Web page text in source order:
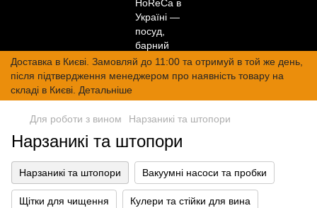
Доставка в Києві. Замовляй до 11:00 та отримуй в той же день,
після підтвердження менеджером про наявність товару на
складі в Києві. Детальніше
Для роботи з вином Нарзаникі та штопори
Нарзаникі та штопори
Нарзаникі та штопори Вакуумні насоси та пробки
Щітки для чищення Кулери та стійки для вина